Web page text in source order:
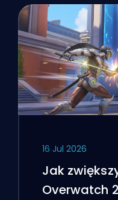
16 Jul 2026
Jak
Overwatch